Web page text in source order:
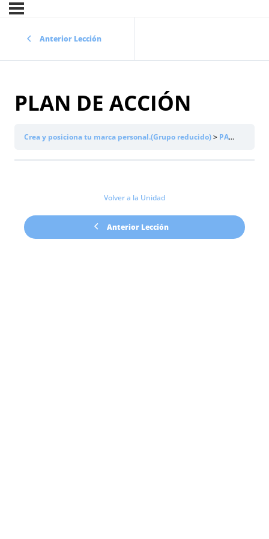
Anterior Lección
PLAN DE ACCIÓN
Crea y posiciona tu marca personal.(Grupo reducido) PARTE 3:
Anterior Lección
Volver a la Unidad